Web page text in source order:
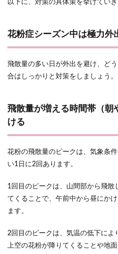
以下に、対策の具体策を挙げていき
花粉症シーズン中は極力外
飛散量の多い日が外出を避け、ど
合はしっかりと対策をしましょう。
飛散量が増える時間帯（朝
ける
花粉の飛散量のピークは、気象条
い1日に2回あります。
1回目のピークは、山間部から飛
てくることで、午前中から昼にか
ます。
2回目のピークは、気温の低下によ
上空の花粉が降りてくることや地